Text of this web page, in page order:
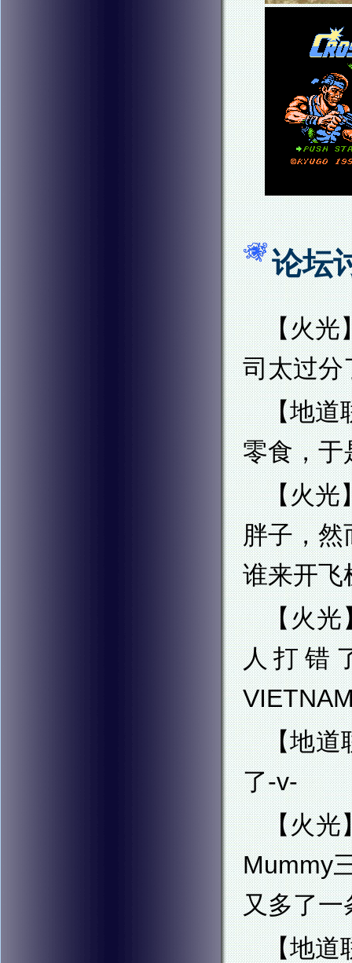
论坛
【火光
司太过
【地道
零食，于
【火光
胖子，然
谁来开
【火光
人打错
【地道
了-v-
【火光
Mummy
又多了一
【地道